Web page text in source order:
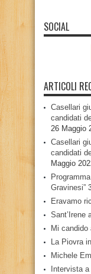
SOCIAL
ARTICOLI
Casellari
candidati
26 Maggio
Casellari
candidati
Maggio
Gravinesi”
Eravamo
Sant’Irene
Mi candido
La Piovra
Michele
Intervista